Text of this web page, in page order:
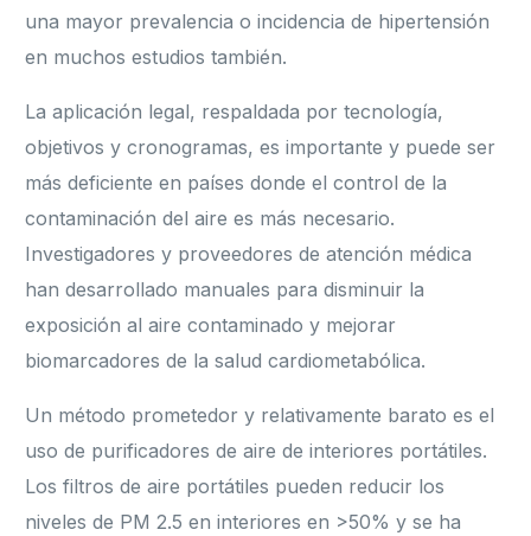
una mayor prevalencia o incidencia de hipertensión
en muchos estudios también.
La aplicación legal, respaldada por tecnología,
objetivos y cronogramas, es importante y puede ser
más deficiente en países donde el control de la
contaminación del aire es más necesario.
Investigadores y proveedores de atención médica
han desarrollado manuales para disminuir la
exposición al aire contaminado y mejorar
biomarcadores de la salud cardiometabólica.
Un método prometedor y relativamente barato es el
uso de purificadores de aire de interiores portátiles.
Los filtros de aire portátiles pueden reducir los
niveles de PM 2.5 en interiores en >50% y se ha